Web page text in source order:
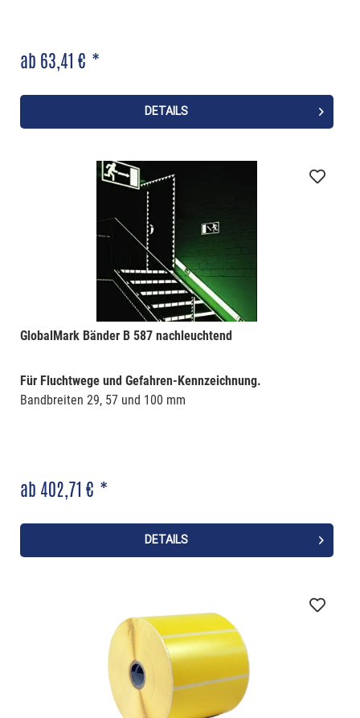
ab 63,41 € *
DETAILS
GlobalMark Bänder B 587 nachleuchtend
Für Fluchtwege und Gefahren-Kennzeichnung.
Bandbreiten 29, 57 und 100 mm
ab 402,71 € *
DETAILS